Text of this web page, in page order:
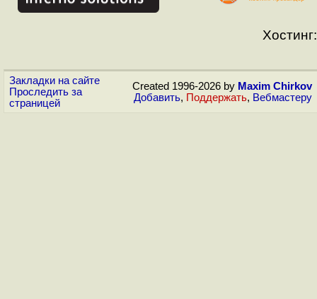
Хостинг:
Закладки на сайте
Проследить за
страницей
Created 1996-2026 by Maxim Chirkov
Добавить, Поддержать, Вебмастеру